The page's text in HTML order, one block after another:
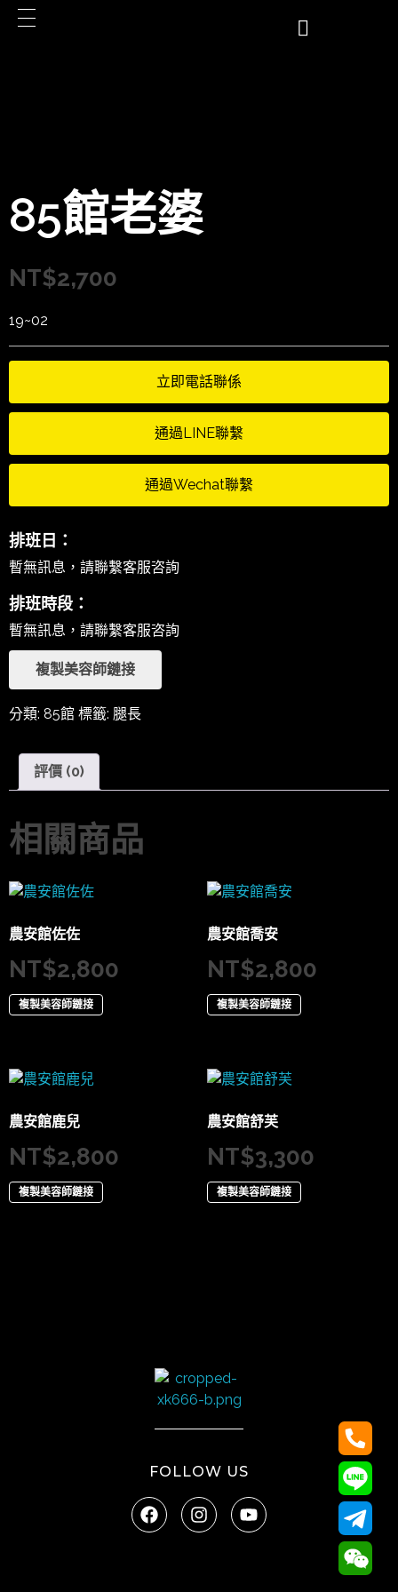
85館老婆
NT$2,700
19~02
立即電話聯係
通過LINE聯繫
通過Wechat聯繫
排班日：
暫無訊息，請聯繫客服咨詢
排班時段：
暫無訊息，請聯繫客服咨詢
複製美容師鏈接
分類: 85館 標籤: 腿長
評價 (0)
相關商品
農安館佐佐
NT$2,800
複製美容師鏈接
農安館喬安
NT$2,800
複製美容師鏈接
農安館鹿兒
NT$2,800
複製美容師鏈接
農安館舒芙
NT$3,300
複製美容師鏈接
FOLLOW US